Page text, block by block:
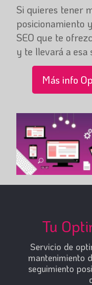
Si quieres tener
posicionamiento
SEO que te
y te llevará a esa
Más info
Tu
Servicio de
mantenimiento
seguimiento